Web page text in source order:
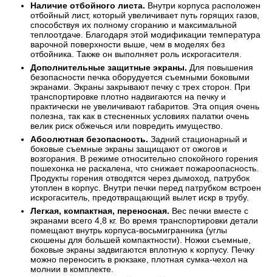
Наличие отбойного листа. Внутри корпуса расположен
отбойный лист, который увеличивает путь горящих газов,
способствуя их полному сгоранию и максимальной
теплоотдаче. Благодаря этой модификации температура
варочной поверхности выше, чем в моделях без
отбойника. Также он выполняет роль искрогасителя.
Дополнительные защитные экраны. Для повышения
безопасности печка оборудуется съемными боковыми
экранами. Экраны закрывают печку с трех сторон. При
транспортировке плотно надвигаются на печку и
практически не увеличивают габаритов. Эта опция очень
полезна, так как в стесненных условиях палатки очень
велик риск обжечься или повредить имущество.
Абсолютная безопасность. Задний стационарный и
боковые съемные экраны защищают от ожогов и
возгорания. В режиме относительно спокойного горения
пошехонка не раскалена, что снижает пожароопасность.
Продукты горения отводятся через дымоход, патрубок
утоплен в корпус. Внутри печки перед патрубком встроен
искрогаситель, предотвращающий вылет искр в трубу.
Легкая, компактная, переносная. Вес печки вместе с
экранами всего 4,8 кг. Во время транспортировки детали
помещают внутрь корпуса-восьмигранника (углы
скошены для большей компактности). Ножки съемные,
боковые экраны задвигаются вплотную к корпусу. Печку
можно переносить в рюкзаке, плотная сумка-чехол на
молнии в комплекте.